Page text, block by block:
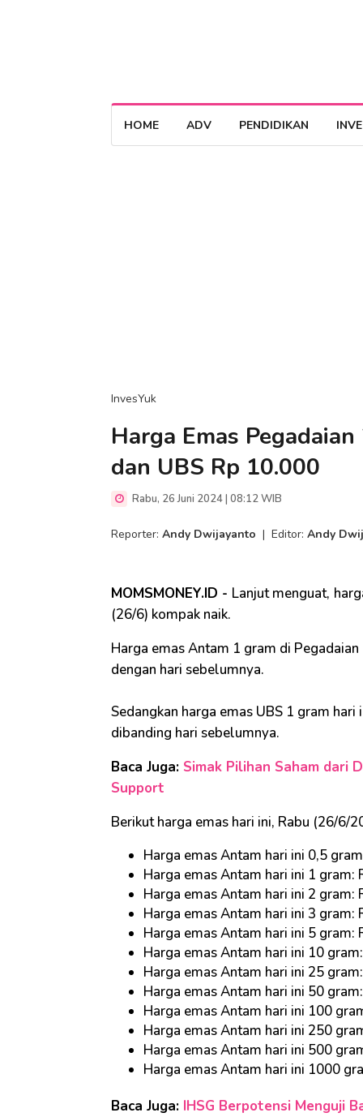
HOME ADV PENDIDIKAN
InvesYuk
Harga Emas
dan UBS Rp 10.000
Rabu, 26 Juni 2024 | 08:12 WIB
Reporter: Andy Dwijayanto | Editor: Andy
MOMSMONEY.ID - Lanjut menguat,
(26/6) kompak naik.
Harga emas Antam 1 gram di
dengan hari sebelumnya.
Sedangkan harga emas UBS 1 gram
dibanding hari sebelumnya.
Baca Juga: Simak Pilihan Saham dari
Support
Berikut harga emas hari ini, Rabu (26/6/
Harga emas Antam hari ini 0,5
Harga emas Antam hari ini 1
Harga emas Antam hari ini 2
Harga emas Antam hari ini 3
Harga emas Antam hari ini 5
Harga emas Antam hari ini 10
Harga emas Antam hari ini 25
Harga emas Antam hari ini 50
Harga emas Antam hari ini 100
Harga emas Antam hari ini 250
Harga emas Antam hari ini 500
Harga emas Antam hari ini 1000
Baca Juga: IHSG Berpotensi Menguji